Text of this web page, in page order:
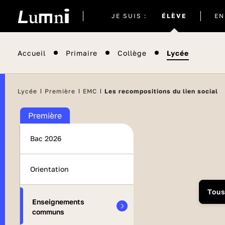
JE SUIS : ÉLÈVE
actuel
Accueil Primaire Collège Lycée
Lycée Première EMC Les recompositions du lien social
Première
Bac 2026
Orientation
Enseignements
communs
Tous